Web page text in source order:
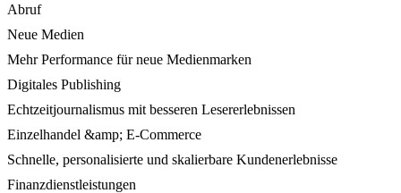
Abruf
Neue Medien
Mehr Performance für neue Medienmarken
Digitales Publishing
Echtzeitjournalismus mit besseren Lesererlebnissen
Einzelhandel &amp; E-Commerce
Schnelle, personalisierte und skalierbare Kundenerlebnisse
Finanzdienstleistungen